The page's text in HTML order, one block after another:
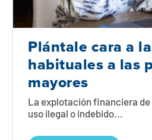
Plántale cara a
habituales a las
mayores
La explotación financiera de
uso ilegal o indebido...